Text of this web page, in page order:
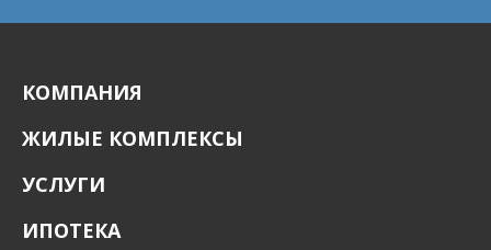
КОМПАНИЯ
ЖИЛЫЕ КОМПЛЕКСЫ
УСЛУГИ
ИПОТЕКА